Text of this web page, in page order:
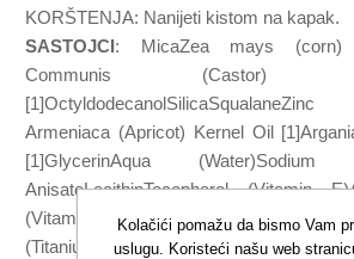
KORŠTENJA: Nanijeti kistom na kapak.
SASTOJCI: MicaZea mays (corn)
Communis
Armeniaca (Apricot) Kernel Oil
[1]GlycerinAqua (Water)Sodium
AnisateLecithinTocopherol (Vitamin
(Vitamin C)Citric AcidMože
(Titanium Dioxide)Ci 75470Ci 77492
Kolačići pomažu da bismo Vam
uslugu. Koristeći našu web